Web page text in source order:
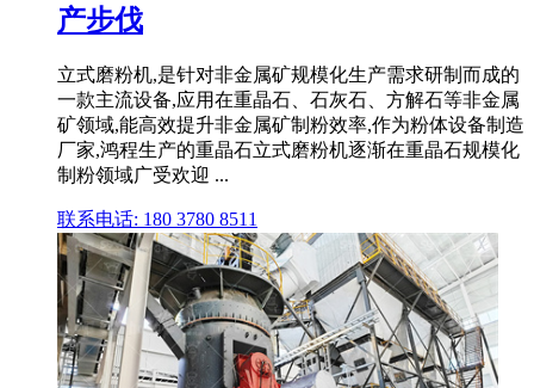
产步伐
立式磨粉机,是针对非金属矿规模化生产需求研制而成的
一款主流设备,应用在重晶石、石灰石、方解石等非金属
矿领域,能高效提升非金属矿制粉效率,作为粉体设备制造
厂家,鸿程生产的重晶石立式磨粉机逐渐在重晶石规模化
制粉领域广受欢迎 ...
联系电话: 180 3780 8511